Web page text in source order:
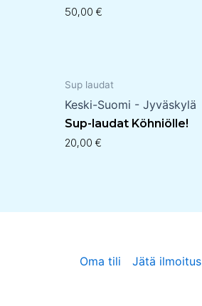
50,00€
Sup laudat
Keski-Suomi - Jyväskylä
Sup-laudat Köhniölle!
20,00€
Oma tili Jätä ilmoitus